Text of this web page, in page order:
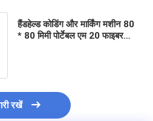
हैंडहेल्ड कोडिंग और मार्किंग मशीन 80
* 80 मिमी पोर्टेबल एम 20 फाइबर
रखें